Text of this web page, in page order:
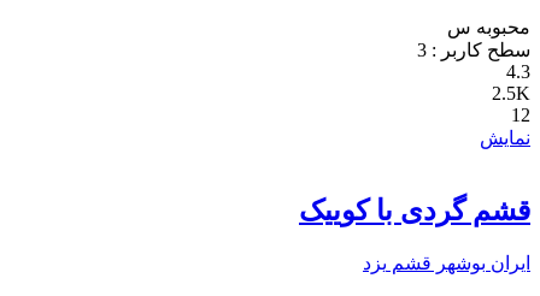
محبوبه س
سطح کاربر : 3
4.3
2.5K
12
نمایش
قشم گردی با کوییک
ایران بوشهر قشم یزد